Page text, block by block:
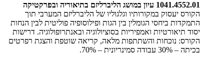
1041.4552.01 עיון במושג הליברליזם בתיאוריה ובפרקטיקה
הקורס יעסוק במקורותיו וגלגוליו של הליברליזם המערבי תוך
התמקדות ביחסי הגומלין בין הגות ופילוסופיה פוליטית לבין הנחות
יסוד תיאורטיות ואמפיריות בסוציולוגיה ובאנתרופולוגיה. דרישות
הקורס: נוכחות והשתתפות מלאה, קריאה שוטפת והצגת רפרטים
בכיתה – 30% עבודה סמינריונית – 70%.